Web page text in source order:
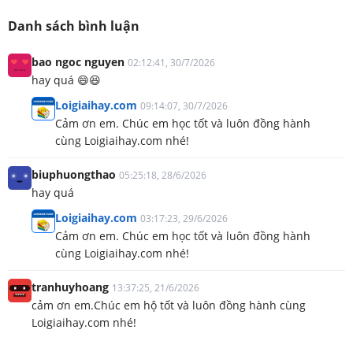
Danh sách bình luận
bao ngoc nguyen 02:12:41, 30/7/2026
hay quá 😄😆
Loigiaihay.com 09:14:07, 30/7/2026
Cảm ơn em. Chúc em học tốt và luôn đồng hành
cùng Loigiaihay.com nhé!
biuphuongthao 05:25:18, 28/6/2026
hay quá
Loigiaihay.com 03:17:23, 29/6/2026
Cảm ơn em. Chúc em học tốt và luôn đồng hành
cùng Loigiaihay.com nhé!
tranhuyhoang 13:37:25, 21/6/2026
cảm ơn em.Chúc em hộ tốt và luôn đồng hành cùng
Loigiaihay.com nhé!